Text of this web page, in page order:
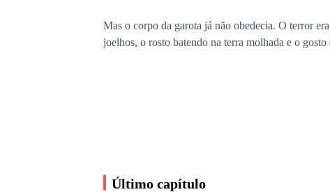
Mas o corpo da garota já não obedecia. O terror
joelhos, o rosto batendo na terra molhada e o gosto
— Mamãe… — soluçou, agarrando o vestido da
Último capítulo